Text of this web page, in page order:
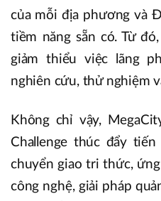
của mỗi địa phương và
tiềm năng sẵn có. Từ
giảm thiểu việc lãng
nghiên cứu, thử nghiệm
Không chỉ vậy,
Challenge thúc đẩy
chuyển giao tri thức,
công nghệ, giải pháp